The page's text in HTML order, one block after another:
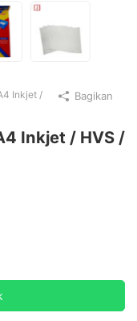
Inkjet /
Inkjet / HVS /
Bagikan